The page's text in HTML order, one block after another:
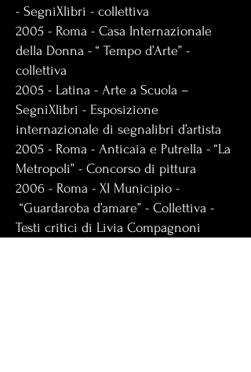
- SegniXlibri - collettiva
2005 - Roma - Casa Internazionale
della Donna - “ Tempo d’Arte” -
collettiva
2005 - Latina - Arte a Scuola –
SegniXlibri - Esposizione
internazionale di segnalibri d’artista
2005 - Roma - Anticaia e Putrella - “La
Metropoli” - Concorso di pittura
2006 - Roma - XI Municipio -
“Guardaroba d’amare” - Collettiva -
Testi critici di Livia Compagnoni